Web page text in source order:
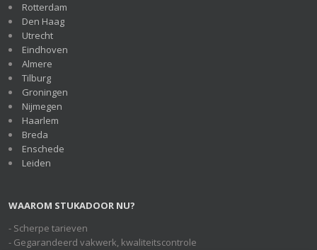
Rotterdam
Den Haag
Utrecht
Eindhoven
Almere
Tilburg
Groningen
Nijmegen
Haarlem
Breda
Enschede
Leiden
WAAROM STUKADOOR NU?
- Scherpe tarieven
- Gegarandeerd vakwerk, kwaliteitscontrole